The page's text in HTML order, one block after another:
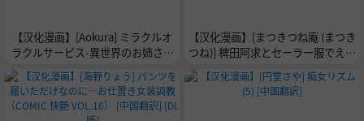
【汉化漫画】[Aokura] ミラクルオ
ラクルサービス-異世界のお姉さん
達に搾り取られるっ!- [DL版] [中国
翻訳]
【汉化漫画】[まつきつね庵 (まつき
つね)] 稗田阿求とセーラー服でえっ
ちする本(東方Project) [中国翻訳] [D
L版]